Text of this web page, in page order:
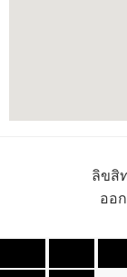
ลิขสิ
ออ